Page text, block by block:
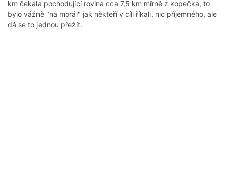
km čekala pochodující rovina cca 7,5 km mírně z kopečka, to
bylo vážně "na morál" jak někteří v cíli říkali, nic příjemného, ale
dá se to jednou přežít.